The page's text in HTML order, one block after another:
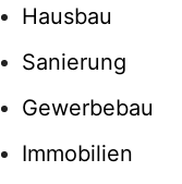
Hausbau
Sanierung
Gewerbebau
Immobilien